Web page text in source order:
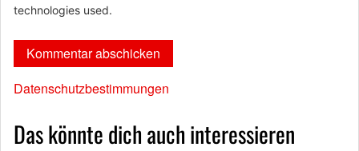
technologies used.
Datenschutzbestimmungen
Das könnte dich auch interessieren